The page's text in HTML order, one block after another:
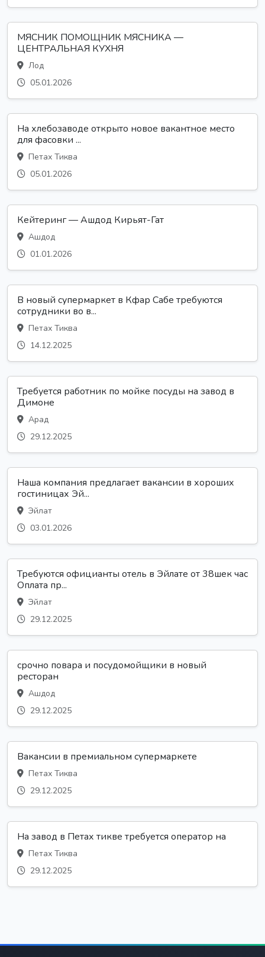
МЯСНИК ПОМОЩНИК МЯСНИКА —
ЦЕНТРАЛЬНАЯ КУХНЯ
Лод
05.01.2026
На хлебозаводе открыто новое вакантное место
для фасовки ...
Петах Тиква
05.01.2026
Кейтеринг — Ашдод Кирьят-Гат
Ашдод
01.01.2026
В новый супермаркет в Кфар Сабе требуются
сотрудники во в...
Петах Тиква
14.12.2025
Требуется работник по мойке посуды на завод в
Димоне
Арад
29.12.2025
Наша компания предлагает вакансии в хороших
гостиницах Эй...
Эйлат
03.01.2026
Требуются официанты отель в Эйлате от 38шек час
Оплата пр...
Эйлат
29.12.2025
срочно повара и посудомойщики в новый
ресторан
Ашдод
29.12.2025
Вакансии в премиальном супермаркете
Петах Тиква
29.12.2025
На завод в Петах тикве требуется оператор на
Петах Тиква
29.12.2025